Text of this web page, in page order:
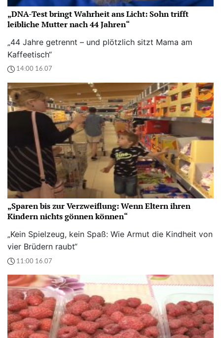
„DNA-Test bringt Wahrheit ans Licht: Sohn trifft
leibliche Mutter nach 44 Jahren“
„44 Jahre getrennt – und plötzlich sitzt Mama am
Kaffeetisch“
14:00 16.07
„Sparen bis zur Verzweiflung: Wenn Eltern ihren
Kindern nichts gönnen können“
„Kein Spielzeug, kein Spaß: Wie Armut die Kindheit von
vier Brüdern raubt“
11:00 16.07